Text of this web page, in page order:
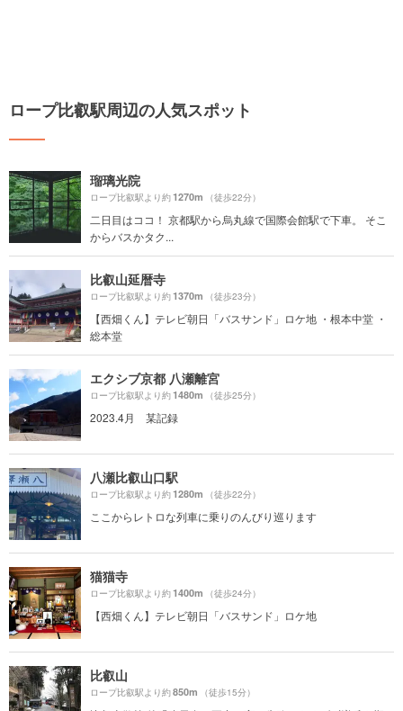
ロープ比叡駅周辺の人気スポット
瑠璃光院
ロープ比叡駅より約1270m （徒歩22分）
二日目はココ！ 京都駅から烏丸線で国際会館駅で下車。 そこ
からバスかタク...
比叡山延暦寺
ロープ比叡駅より約1370m （徒歩23分）
【西畑くん】テレビ朝日「バスサンド」ロケ地 ・根本中堂 ・
総本堂
エクシブ京都 八瀬離宮
ロープ比叡駅より約1480m （徒歩25分）
2023.4月 某記録
八瀬比叡山口駅
ロープ比叡駅より約1280m （徒歩22分）
ここからレトロな列車に乗りのんびり巡ります
猫猫寺
ロープ比叡駅より約1400m （徒歩24分）
【西畑くん】テレビ朝日「バスサンド」ロケ地
比叡山
ロープ比叡駅より約850m （徒歩15分）